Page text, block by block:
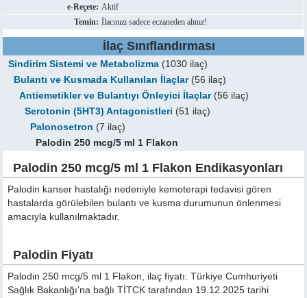
e-Reçete: Aktif
Temin: İlacınızı sadece eczaneden alınız!
İlaç Sınıflandırması
Sindirim Sistemi ve Metabolizma (1030 ilaç)
Bulantı ve Kusmada Kullanılan İlaçlar(56 ilaç)
Antiemetikler ve Bulantıyı Önleyici İlaçlar(56 ilaç)
Serotonin (5HT3) Antagonistleri (51 ilaç)
Palonosetron (7 ilaç)
Palodin 250 mcg/5 ml 1 Flakon
Palodin 250 mcg/5 ml 1 Flakon Endikasyonları
Palodin kanser hastalığı nedeniyle kemoterapi tedavisi gören
hastalarda görülebilen bulantı ve kusma durumunun önlenmesi
amacıyla kullanılmaktadır.
Palodin Fiyatı
Palodin 250 mcg/5 ml 1 Flakon, ilaç fiyatı: Türkiye Cumhuriyeti
Sağlık Bakanlığı'na bağlı TİTCK tarafından 19.12.2025 tarihi